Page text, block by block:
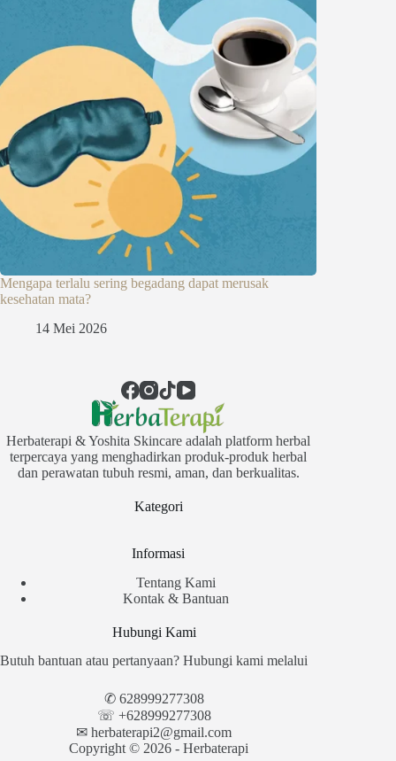
Mengapa terlalu sering begadang dapat merusak
kesehatan mata?
14 Mei 2026
Herbaterapi & Yoshita Skincare adalah platform herbal
terpercaya yang menghadirkan produk-produk herbal
dan perawatan tubuh resmi, aman, dan berkualitas.
Kategori
Informasi
Tentang Kami
Kontak & Bantuan
Hubungi Kami
Butuh bantuan atau pertanyaan? Hubungi kami melalui
✆ 628999277308
☏ +628999277308
✉︎ herbaterapi2@gmail.com
Copyright © 2026 - Herbaterapi